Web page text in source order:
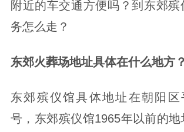
附近的车交通方便吗？到东郊殡
务怎么走？
东郊火葬场地址具体在什么地方？
东郊殡仪馆具体地址在朝阳区
号，东郊殡仪馆1965年以前的